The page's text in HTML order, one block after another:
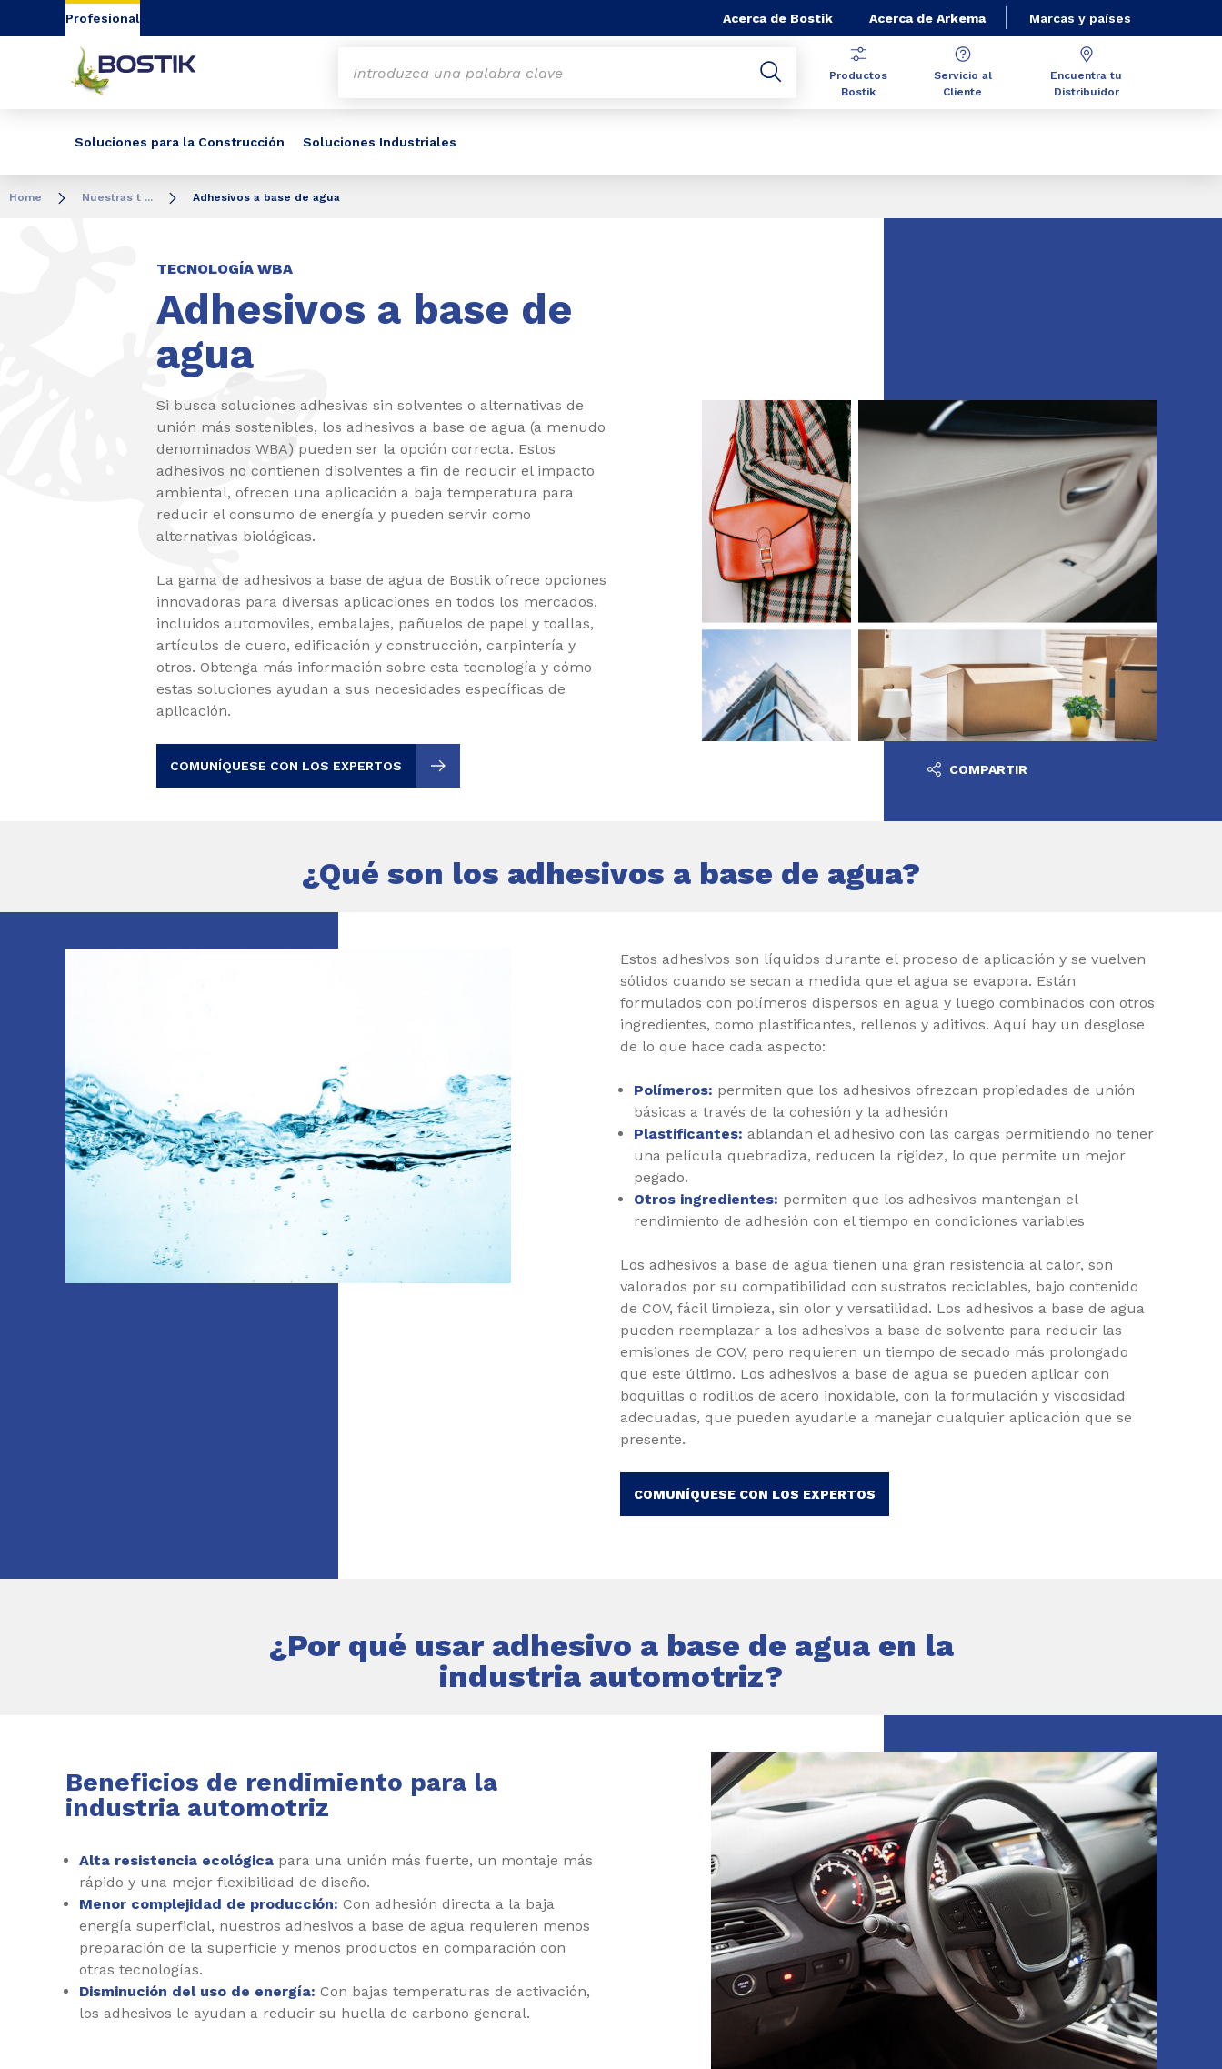
Go to content Go to navigation
Profesional Acerca de Bostik Acerca de Arkema Marcas y países
Soluciones para la Construcción Soluciones Industriales
Productos
Bostik
Servicio al
Cliente
Encuentra tu
Distribuidor
Home Nuestras t ... Adhesivos a base de agua
TECNOLOGÍA WBA
Adhesivos a base de
agua
Si busca soluciones adhesivas sin solventes o alternativas de
unión más sostenibles, los adhesivos a base de agua (a menudo
denominados WBA) pueden ser la opción correcta. Estos
adhesivos no contienen disolventes a fin de reducir el impacto
ambiental, ofrecen una aplicación a baja temperatura para
reducir el consumo de energía y pueden servir como
alternativas biológicas.
La gama de adhesivos a base de agua de Bostik ofrece opciones
innovadoras para diversas aplicaciones en todos los mercados,
incluidos automóviles, embalajes, pañuelos de papel y toallas,
artículos de cuero, edificación y construcción, carpintería y
otros. Obtenga más información sobre esta tecnología y cómo
estas soluciones ayudan a sus necesidades específicas de
aplicación.
COMUNÍQUESE CON LOS EXPERTOS COMPARTIR
¿Qué son los adhesivos a base de agua?
Estos adhesivos son líquidos durante el proceso de aplicación y se vuelven
sólidos cuando se secan a medida que el agua se evapora. Están
formulados con polímeros dispersos en agua y luego combinados con otros
ingredientes, como plastificantes, rellenos y aditivos. Aquí hay un desglose
de lo que hace cada aspecto:
Polímeros: permiten que los adhesivos ofrezcan propiedades de unión
básicas a través de la cohesión y la adhesión
Plastificantes: ablandan el adhesivo con las cargas permitiendo no tener
una película quebradiza, reducen la rigidez, lo que permite un mejor
pegado.
Otros ingredientes: permiten que los adhesivos mantengan el
rendimiento de adhesión con el tiempo en condiciones variables
Los adhesivos a base de agua tienen una gran resistencia al calor, son
valorados por su compatibilidad con sustratos reciclables, bajo contenido
de COV, fácil limpieza, sin olor y versatilidad. Los adhesivos a base de agua
pueden reemplazar a los adhesivos a base de solvente para reducir las
emisiones de COV, pero requieren un tiempo de secado más prolongado
que este último. Los adhesivos a base de agua se pueden aplicar con
boquillas o rodillos de acero inoxidable, con la formulación y viscosidad
adecuadas, que pueden ayudarle a manejar cualquier aplicación que se
presente.
COMUNÍQUESE CON LOS EXPERTOS
¿Por qué usar adhesivo a base de agua en la
industria automotriz?
Beneficios de rendimiento para la
industria automotriz
Alta resistencia ecológica para una unión más fuerte, un montaje más
rápido y una mejor flexibilidad de diseño.
Menor complejidad de producción: Con adhesión directa a la baja
energía superficial, nuestros adhesivos a base de agua requieren menos
preparación de la superficie y menos productos en comparación con
otras tecnologías.
Disminución del uso de energía: Con bajas temperaturas de activación,
los adhesivos le ayudan a reducir su huella de carbono general.